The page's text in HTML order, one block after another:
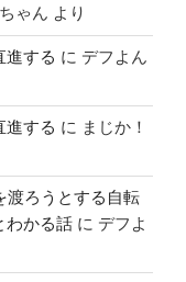
ゃん より
進する に デフよん
進する に まじか！
渡ろうとする自転
わかる話 に デフよ